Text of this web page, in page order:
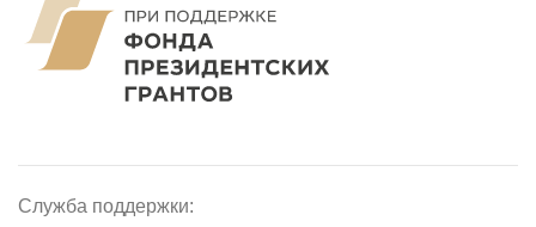
Служба поддержки: